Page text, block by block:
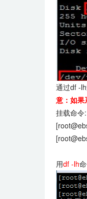
通过df -
意：如
挂载命令:
用df -lh